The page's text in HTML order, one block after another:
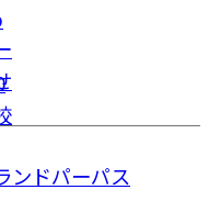
ンドパーパス